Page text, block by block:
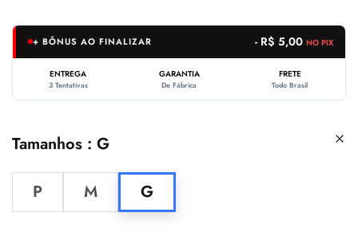
+ BÔNUS AO FINALIZAR - R$ 5,00 NO PIX
ENTREGA
3 Tentativas
GARANTIA
De Fábrica
FRETE
Todo Brasil
Tamanhos G
P M G